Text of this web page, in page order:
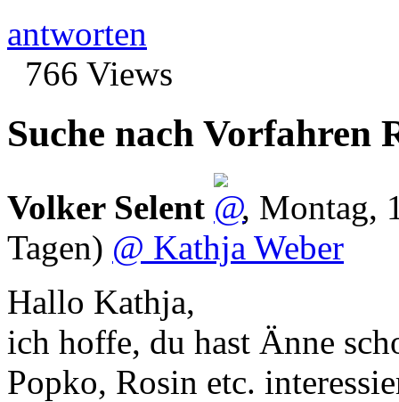
antworten
766 Views
Suche nach Vorfahren
Volker Selent , Montag,
Tagen) @ Kathja Weber
Hallo Kathja,
ich hoffe, du hast Änne
Popko, Rosin etc.